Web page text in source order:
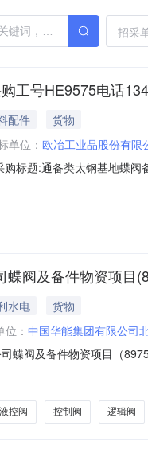
招采
工号HE9575电话
配件
货物
单位： 欧冶工业品股份有限
标题:通备类太钢基地蝶
蝶阀及备件物资项目
水电
货物
： 中国华能集团有限公司
蝶阀及备件物资项目（
司蝶阀及备件物资项目（
液控阀 控制阀 逻辑阀